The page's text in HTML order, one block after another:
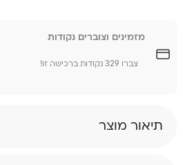
מזמינים וצוברים נקודות
צברו 329 נקודות ברכישה זו!
תיאור מוצר